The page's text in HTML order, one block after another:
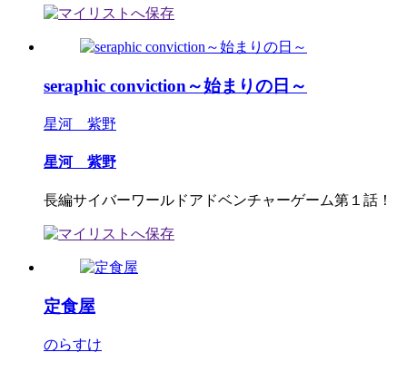
seraphic conviction～始まりの日～
星河 紫野
星河 紫野
長編サイバーワールドアドベンチャーゲーム第１話！
定食屋
のらすけ